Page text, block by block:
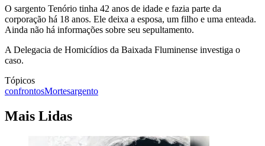
O sargento Tenório tinha 42 anos de idade e fazia parte da
corporação há 18 anos. Ele deixa a esposa, um filho e uma enteada.
Ainda não há informações sobre seu sepultamento.
A Delegacia de Homicídios da Baixada Fluminense investiga o
caso.
Tópicos
confrontosMortesargento
Mais Lidas